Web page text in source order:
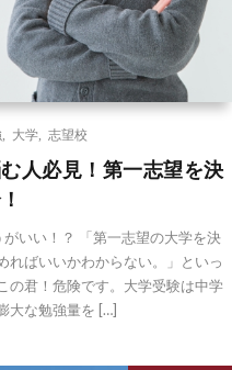
大学 志望校
人必見！第一志望を決
いい！？ 「第一志望の大学を決
ればいいかわからない。」といっ
の君！危険です。大学受験は中学
大な勉強量を […]